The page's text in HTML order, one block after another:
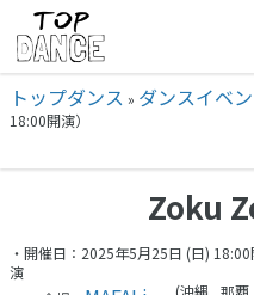
トップダンス » ダンスイベ
18:00開演）
Zoku
・開催日：2025年5月25日 (日) 18:00
演
(沖縄
那覇